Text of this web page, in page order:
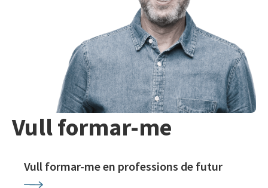
Vull formar-me
Vull formar-me en professions de futur